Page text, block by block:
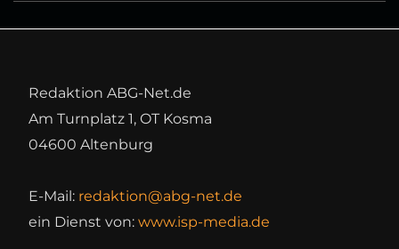
Redaktion ABG-Net.de
Am Turnplatz 1, OT Kosma
04600 Altenburg
E-Mail: redaktion@abg-net.de
ein Dienst von: www.isp-media.de